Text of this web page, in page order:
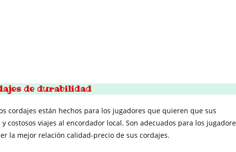
de durabilidad
cordajes están hechos para los jugadores que quieren que sus
costosos viajes al encordador local. Son adecuados para los
la mejor relación calidad-precio de sus cordajes.